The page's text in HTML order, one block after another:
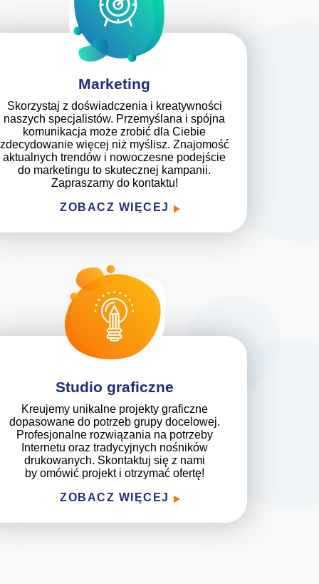
Marketing
Skorzystaj z doświadczenia i kreatywności
naszych specjalistów. Przemyślana i spójna
komunikacja może zrobić dla Ciebie
zdecydowanie więcej niż myślisz. Znajomość
aktualnych trendów i nowoczesne podejście
do marketingu to skutecznej kampanii.
Zapraszamy do kontaktu!
ZOBACZ WIĘCEJ
Studio graficzne
Kreujemy unikalne projekty graficzne
dopasowane do potrzeb grupy docelowej.
Profesjonalne rozwiązania na potrzeby
Internetu oraz tradycyjnych nośników
drukowanych. Skontaktuj się z nami
by omówić projekt i otrzymać ofertę!
ZOBACZ WIĘCEJ